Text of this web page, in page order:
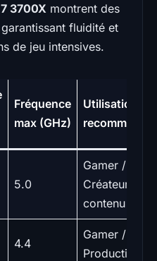
3700X montrent des
fluidité et
de jeu intensives.
Fréquence
max (GHz)
Utilisation
5.0
Gamer /
Créateur de
contenu
4.4
Gamer /
Productivité